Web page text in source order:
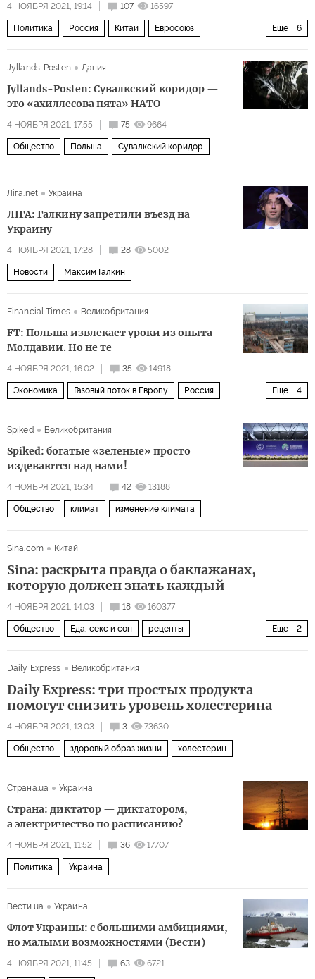
4 НОЯБРЯ 2021, 19:14 107 16597
Еще 6
Политика Россия Китай Евросоюз
диоксид углерода
Jyllands-Posten Дания
Jyllands-Posten: Сувалкский коридор —
это «ахиллесова пята» НАТО
4 НОЯБРЯ 2021, 17:55 75 9664
Общество Польша Сувалкский коридор
Лiга.net Украина
ЛIГА: Галкину запретили въезд на
Украину
4 НОЯБРЯ 2021, 17:28 28 5002
Новости Максим Галкин
Financial Times Великобритания
FT: Польша извлекает уроки из опыта
Молдавии. Но не те
4 НОЯБРЯ 2021, 16:02 35 14918
Еще 4
Экономика Газовый поток в Европу Россия
Spiked
Великобритания
Spiked: богатые «зеленые» просто
издеваются над нами!
4 НОЯБРЯ 2021, 15:34 42 13188
Общество климат изменение климата
Sina.com Китай
Sina: раскрыта правда о баклажанах,
которую должен знать каждый
4 НОЯБРЯ 2021, 14:03 18 160377
Еще 2
Общество Еда, секс и сон рецепты
Daily Express
Великобритания
Daily Express: три простых продукта
помогут снизить уровень холестерина
4 НОЯБРЯ 2021, 13:03 3 73630
Общество здоровый образ жизни холестерин
Страна.ua Украина
Страна: диктатор — диктатором,
а электричество по расписанию?
4 НОЯБРЯ 2021, 11:52 36 17707
Политика Украина
Вести.ua Украина
Флот Украины: с большими амбициями,
но малыми возможностями (Вести)
4 НОЯБРЯ 2021, 11:45 63 6721